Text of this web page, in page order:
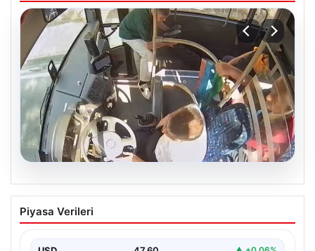
Otobüste Rahatsızlanan Yolcuyu Şoför
Hızla Hastaneye Yönlendirdi
otobüslerinde yaşanan ilginç ve dikkat çekici…
Piyasa Verileri